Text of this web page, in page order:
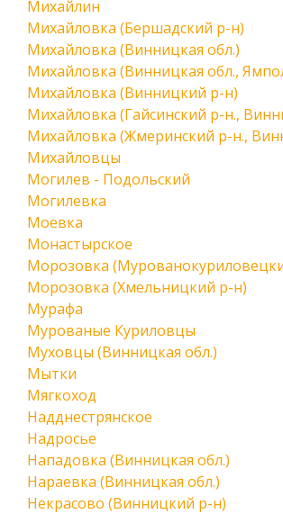
Михайлин
Михайловка (Бершадский р-н)
Михайловка (Винницкая обл.)
Михайловка (Винницкая обл.,
Михайловка (Винницкий р-н)
Михайловка (Гайсинский р-н.,
Михайловка (Жмеринский р-н.,
Михайловцы
Могилев - Подольский
Могилевка
Моевка
Монастырское
Морозовка
Морозовка (Хмельницкий р-н)
Мурафа
Мурованые Куриловцы
Муховцы (Винницкая обл.)
Мытки
Мягкоход
Надднестрянское
Надросье
Нападовка (Винницкая обл.)
Нараевка (Винницкая обл.)
Некрасово (Винницкий р-н)